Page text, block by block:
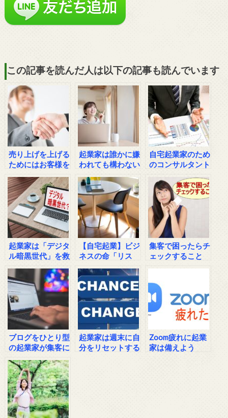
この記事を読んだ人は以下の記事も読んでいます
売り上げを上げる
ためにはお客様を
起業家は誰かに嫌
われても構わない
自宅起業家のため
のコンサルタント
起業家は「デジタ
ル暗黒世代」を救
【自宅起業】ビジ
ネスの命「リス
集客で困ったらチ
ェックすること
ブログをひとり型
の起業家が集客に
ほしい事
起業家は週末に自
分をリセットする
Zoom疲れに起業
家は備えよう